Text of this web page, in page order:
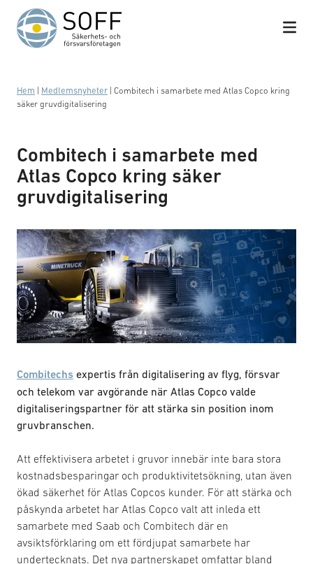
Hoppa till innehåll
Hem Medlemsnyheter Combitech i samarbete med Atlas Copco kring
säker gruvdigitalisering
Combitech i samarbete med
Atlas Copco kring säker
gruvdigitalisering
Combitechs expertis från digitalisering av flyg, försvar
och telekom var avgörande när Atlas Copco valde
digitaliseringspartner för att stärka sin position inom
gruvbranschen.
Att effektivisera arbetet i gruvor innebär inte bara stora
kostnadsbesparingar och produktivitetsökning, utan även
ökad säkerhet för Atlas Copcos kunder. För att stärka och
påskynda arbetet har Atlas Copco valt att inleda ett
samarbete med Saab och Combitech där en
avsiktsförklaring om ett fördjupat samarbete har
undertecknats. Det nya partnerskapet omfattar bland